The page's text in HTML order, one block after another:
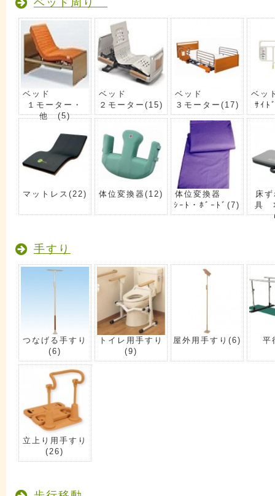
ベッド周り
ベッド
１モーター・
他(5)
ベッド
２モーター (15)
ベッド
３モーター (17)
ベッ
ｻｲﾄ
マットレス (22) 体位変換器 (12)
体位変換器
ｼｰﾄ・ﾎﾞｰﾄﾞ(7)
床
具
手すり
つなげる手すり
(6)
トイレ用手すり
(9)
屋外用手すり (6) 平
立上り用手すり
(26)